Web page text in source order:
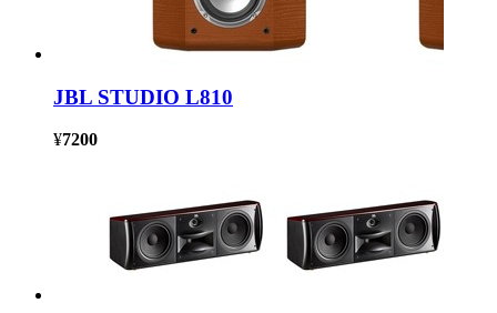
JBL STUDIO L810
¥7200